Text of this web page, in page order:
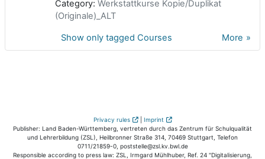
Category:Werkstattkurse Kopie/Duplikat
(Originale)_ALT
More
Show only tagged Courses
Privacy rules | Imprint
Publisher: Land Baden-Württemberg, vertreten durch das Zentrum für Schulqualität
und Lehrerbildung (ZSL), Heilbronner Straße 314, 70469 Stuttgart, Telefon
0711/21859-0, poststelle@zsl.kv.bwl.de
Responsible according to press law: ZSL, Irmgard Mühlhuber, Ref. 24 "Digitalisierung,